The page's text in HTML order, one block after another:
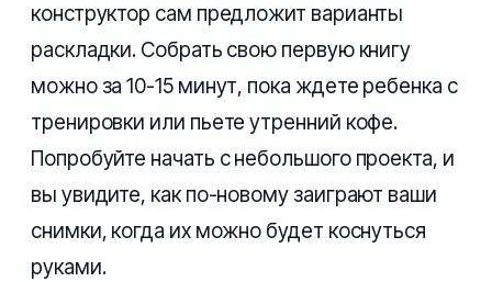
конструктор сам предложит варианты
раскладки. Собрать свою первую книгу
можно за 10-15 минут, пока ждете ребенка с
тренировки или пьете утренний кофе.
Попробуйте начать с небольшого проекта, и
вы увидите, как по-новому заиграют ваши
снимки, когда их можно будет коснуться
руками.